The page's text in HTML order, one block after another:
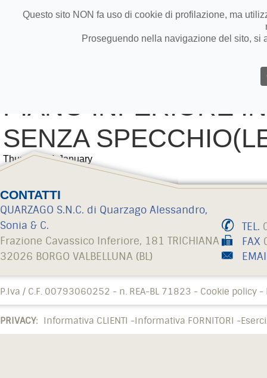
PIANO INFERIORE
SENZA
Thursday 01 January
Torna agli eventi
CONTATTI
QUARZAGO S.N.C. di Quarzago Alessandro,
Sonia & C.
Frazione Cavassico Inferiore, 181 TRICHIANA
32026 BORGO VALBELLUNA (BL)
TEL.
FAX
P.Iva / C.F. 00793060252 - n. REA-BL 71823 - Cookie policy -
PRIVACY: Informativa CLIENTI -Informativa FORNITORI -
Questo sito NON fa uso di cookie di profilazione, ma
Proseguendo nella navigazione del sito,